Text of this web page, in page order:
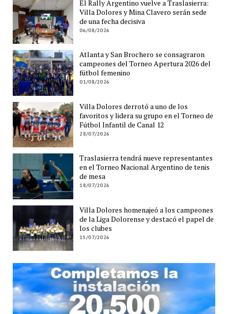
El Rally Argentino vuelve a Traslasierra:
Villa Dolores y Mina Clavero serán sede
de una fecha decisiva
06/08/2026
Atlanta y San Brochero se consagraron
campeones del Torneo Apertura 2026 del
fútbol femenino
01/08/2026
Villa Dolores derrotó a uno de los
favoritos y lidera su grupo en el Torneo de
Fútbol Infantil de Canal 12
28/07/2026
Traslasierra tendrá nueve representantes
en el Torneo Nacional Argentino de tenis
de mesa
18/07/2026
Villa Dolores homenajeó a los campeones
de la Liga Dolorense y destacó el papel de
los clubes
15/07/2026